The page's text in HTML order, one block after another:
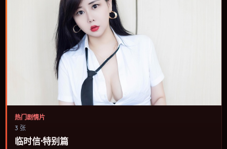
热门剧情片
3 张
临时信·特别篇